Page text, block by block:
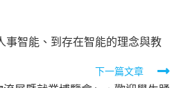
事智能、到存在智能的理念與教
下一篇文章